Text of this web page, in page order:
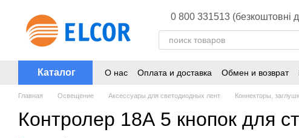
0 800 331513 (безкоштовні
Каталог О нас Оплата и доставка Обмен и возврат
Главная Освещение Аксессуары для светодиодных лент Коннекторы,
Контролер 18А 5 кнопок для